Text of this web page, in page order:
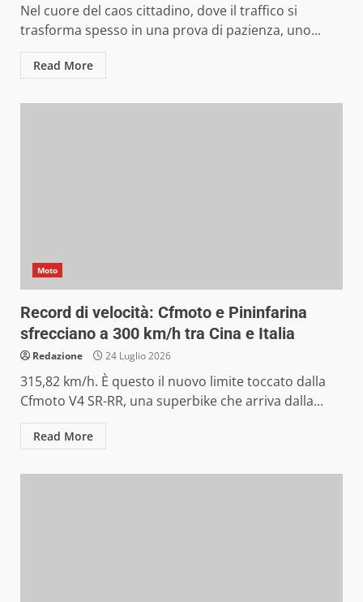
Nel cuore del caos cittadino, dove il traffico si
trasforma spesso in una prova di pazienza, uno...
Read More
Moto
Record di velocità: Cfmoto e Pininfarina
sfrecciano a 300 km/h tra Cina e Italia
Redazione 24 Luglio 2026
315,82 km/h. È questo il nuovo limite toccato dalla
Cfmoto V4 SR-RR, una superbike che arriva dalla...
Read More